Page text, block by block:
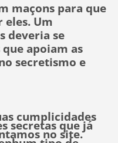
maçons para que
eles. Um
deveria se
apoiam as
secretismo e
cumplicidades
secretas que já
no site.